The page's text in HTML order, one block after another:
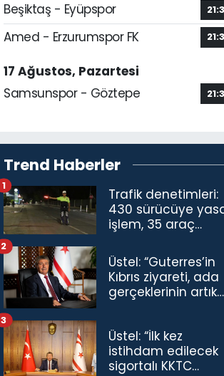
Beşiktaş - Eyüpspor
Amed - Erzurumspor FK
17 Ağustos, Pazartesi
Samsunspor - Göztepe
Trend Haberler
Trafik denetimleri:
430 sürücüye
işlem, 35 araç
1
Üstel: “Guterres’in
Kıbrıs ziyareti, ada
gerçeklerinin artık
göstermiştir”
2
Üstel: “İlk kez
istihdam edilecek
sigortalı KKTC
3